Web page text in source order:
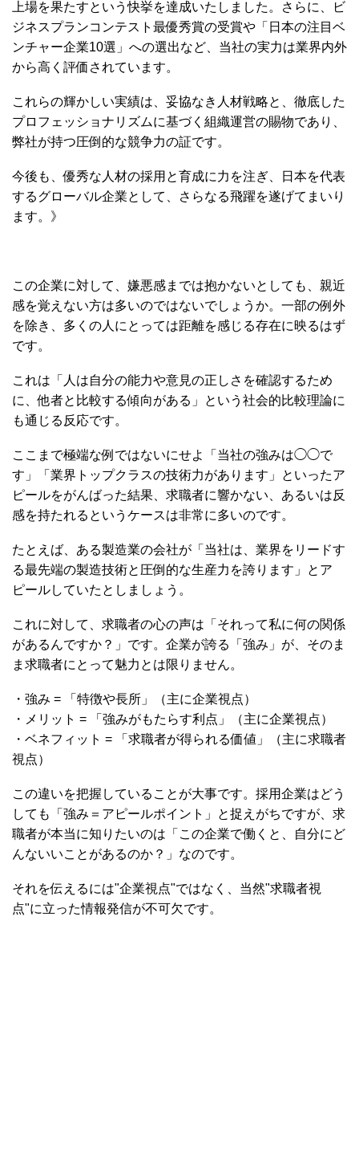
上場を果たすという快挙を達成いたしました。さらに、ビ
ジネスプランコンテスト最優秀賞の受賞や「日本の注目ベ
ンチャー企業10選」への選出など、当社の実力は業界内外
から高く評価されています。
これらの輝かしい実績は、妥協なき人材戦略と、徹底した
プロフェッショナリズムに基づく組織運営の賜物であり、
弊社が持つ圧倒的な競争力の証です。
今後も、優秀な人材の採用と育成に力を注ぎ、日本を代表
するグローバル企業として、さらなる飛躍を遂げてまいり
ます。》
この企業に対して、嫌悪感までは抱かないとしても、親近
感を覚えない方は多いのではないでしょうか。一部の例外
を除き、多くの人にとっては距離を感じる存在に映るはず
です。
これは「人は自分の能力や意見の正しさを確認するため
に、他者と比較する傾向がある」という社会的比較理論に
も通じる反応です。
ここまで極端な例ではないにせよ「当社の強みは◯◯で
す」「業界トップクラスの技術力があります」といったア
ピールをがんばった結果、求職者に響かない、あるいは反
感を持たれるというケースは非常に多いのです。
たとえば、ある製造業の会社が「当社は、業界をリードす
る最先端の製造技術と圧倒的な生産力を誇ります」とア
ピールしていたとしましょう。
これに対して、求職者の心の声は「それって私に何の関係
があるんですか？」です。企業が誇る「強み」が、そのま
ま求職者にとって魅力とは限りません。
・強み = 「特徴や長所」（主に企業視点）
・メリット = 「強みがもたらす利点」（主に企業視点）
・ベネフィット = 「求職者が得られる価値」（主に求職者
視点）
この違いを把握していることが大事です。採用企業はどう
しても「強み＝アピールポイント」と捉えがちですが、求
職者が本当に知りたいのは「この企業で働くと、自分にど
んないいことがあるのか？」なのです。
それを伝えるには"企業視点"ではなく、当然"求職者視
点"に立った情報発信が不可欠です。